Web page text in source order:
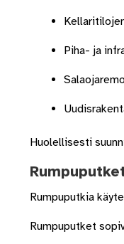
Piha- ja
Huolellisesti
Rumpuputkia
Rumpuputket